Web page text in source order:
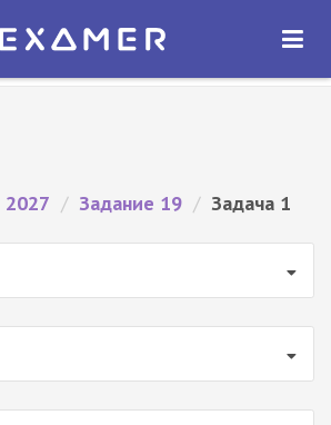
— ЕГЭ 2027
ОТКРЫТЬ
2027 / Задание 19 / Задача 1